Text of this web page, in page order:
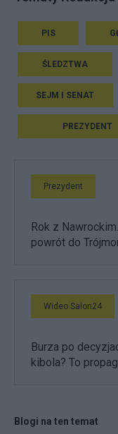
PIS
ŚLEDZTWA
SEJM I SENAT
PREZYDENT
Prezydent
Rok z
powrót do
Wideo Salon24
Burza po
kibola? To
Blogi na ten temat